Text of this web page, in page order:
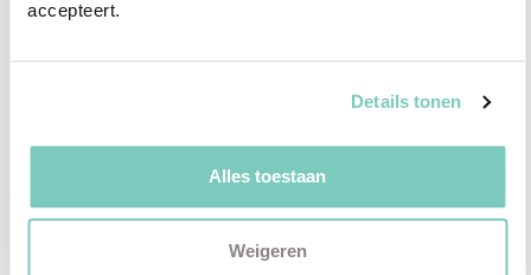
accepteert.
Details tonen
Alles toestaan
Weigeren
Onze professionele interieurstylisten creeëren
✓ Afstyling aan huis
2D interieurontwerp
✓ 3D interieurontwerp
Gratis personal shopping